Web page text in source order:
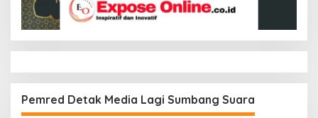
Pemred Detak Media Lagi Sumbang Suara